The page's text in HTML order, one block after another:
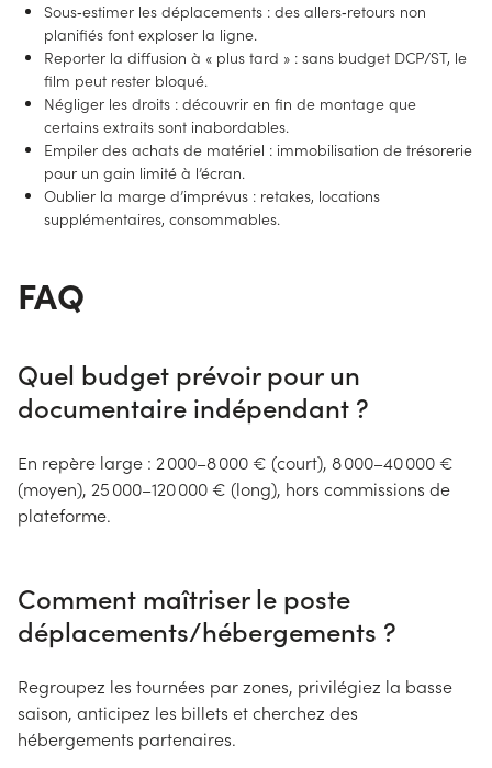
Sous‑estimer les déplacements : des allers‑retours non
planifiés font exploser la ligne.
Reporter la diffusion à « plus tard » : sans budget DCP/ST, le
film peut rester bloqué.
Négliger les droits : découvrir en fin de montage que
certains extraits sont inabordables.
Empiler des achats de matériel : immobilisation de trésorerie
pour un gain limité à l’écran.
Oublier la marge d’imprévus : retakes, locations
supplémentaires, consommables.
FAQ
Quel budget prévoir pour un
documentaire indépendant ?
En repère large : 2 000–8 000 € (court), 8 000–40 000 €
(moyen), 25 000–120 000 € (long), hors commissions de
plateforme.
Comment maîtriser le poste
déplacements/hébergements ?
Regroupez les tournées par zones, privilégiez la basse
saison, anticipez les billets et cherchez des
hébergements partenaires.